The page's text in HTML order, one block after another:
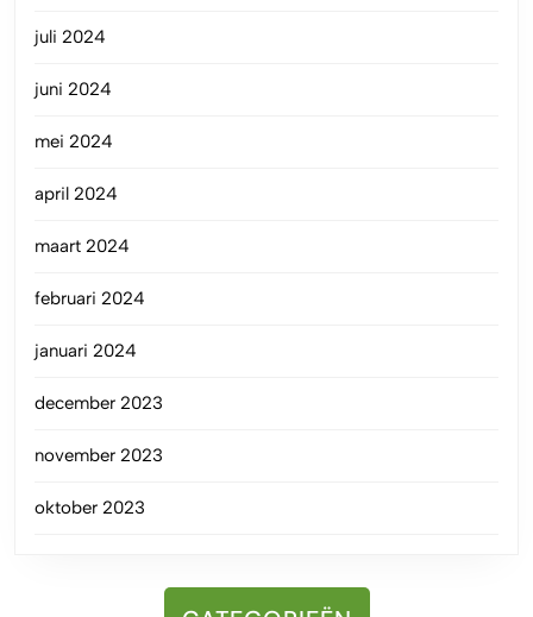
juli 2024
juni 2024
mei 2024
april 2024
maart 2024
februari 2024
januari 2024
december 2023
november 2023
oktober 2023